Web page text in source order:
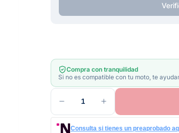
Compra con tranquilidad
Si no es compatible con tu moto, te
1
Consulta si tienes un preaprobado